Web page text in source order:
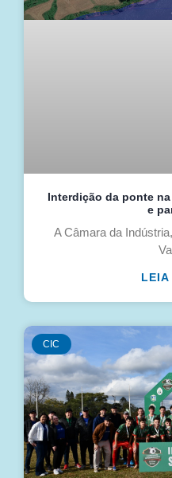
Interdição da ponte na
e
A Câmara da
LEIA
CIC